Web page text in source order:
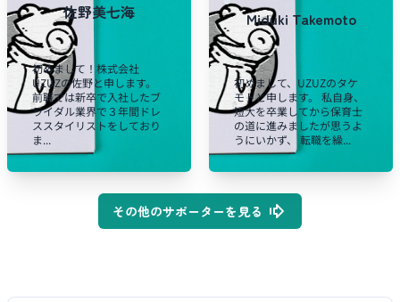
佐野美七海
初めまして！株式会社
UZUZの佐野と申します。
前職では新卒で入社したブ
ライダル業界で３年間ドレ
ススタイリストをしており
ま...
Miduki Takemoto
初めまして、UZUZのタケ
モトと申します。 私自身、
短大を卒業してから保育士
の道に進みましたが思うよ
うにいかず、 転職を繰...
その他のサポーターを見る